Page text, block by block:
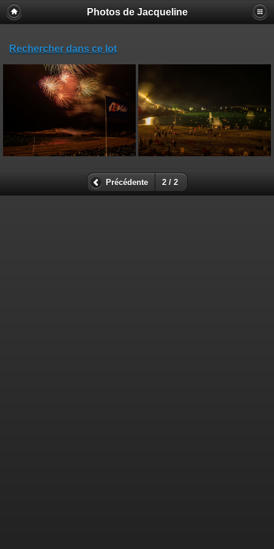
Photos de Jacqueline
Rechercher dans ce lot
Précédente 2 / 2